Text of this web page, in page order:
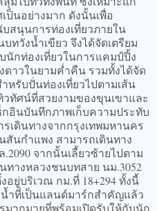
ป็นอย่างมาก ดังนั้นเพื่อ
สนุนการท่องเที่ยวภายใน
ทวังน้ำเขียว จึงได้จัดเตรียม
นักท่องเที่ยวในการแคมป์ปิ้ง
าวในยามค่ำคืน รวมทั้งได้จัด
หรับปั่นท่องเที่ยวไปตามเส้น
ทัศน์ที่สวยงามของขุนเขาและ
อินบันทึกภาพเก็บความประทับ
เดินทางจากกรุงเทพมหานคร
สันกำแพง สามารถเดินทาง
จากนั้นเลี้ยวซ้ายไปตาม
ทางหลวงชนบทสาย นม.3052
ยู่บริเวณ กม.ที่ 18+294 ทั้งนี้
ำที่เป็นแลนด์มาร์กสำคัญแล้ว
ากมายที่พร้อมเปิดรับให้กับนัก